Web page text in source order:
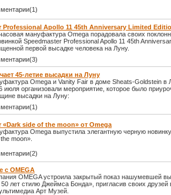
Professional Apollo 11 45th Anniversary Limited
мануфактура Omega порадовала своих
Speedmaster Professional Apollo 11 45th
первой высадке человека на Луну.
45-летие высадки на Луну
Omega и Vanity Fair в доме Sheats-Goldstein в
июля организовали мероприятие, которое было
высадки на Луну:
«Dark side of the moon» от Omega
Omega выпустила элегантную черную
moon».
с OMEGA
OMEGA устроила закрытый показ нашумевшей
лет стилю Джеймса Бонда», пригласив своих друзей
Арт Музей.